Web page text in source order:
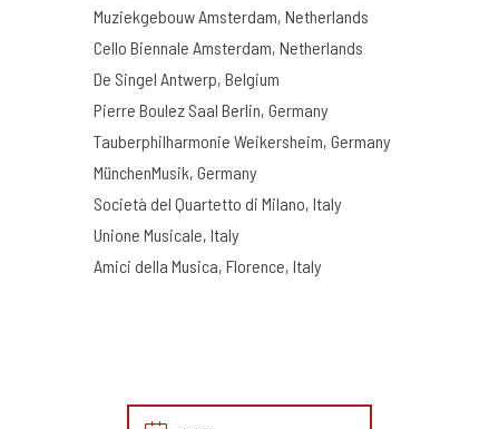
Muziekgebouw Amsterdam, Netherlands
Cello Biennale Amsterdam, Netherlands
De Singel Antwerp, Belgium
Pierre Boulez Saal Berlin, Germany
Tauberphilharmonie Weikersheim, Germany
MünchenMusik, Germany
Società del Quartetto di Milano, Italy
Unione Musicale, Italy
Amici della Musica, Florence, Italy